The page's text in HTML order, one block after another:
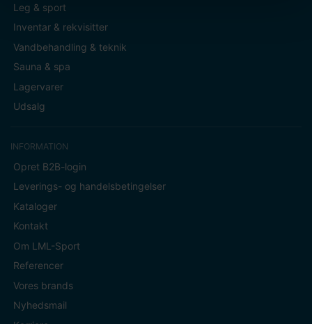
Leg & sport
Inventar & rekvisitter
Vandbehandling & teknik
Sauna & spa
Lagervarer
Udsalg
INFORMATION
Opret B2B-login
Leverings- og handelsbetingelser
Kataloger
Kontakt
Om LML-Sport
Referencer
Vores brands
Nyhedsmail